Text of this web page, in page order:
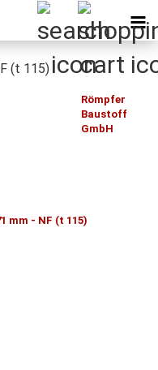
(t 115)
Römpfer
Baustoff
GmbH